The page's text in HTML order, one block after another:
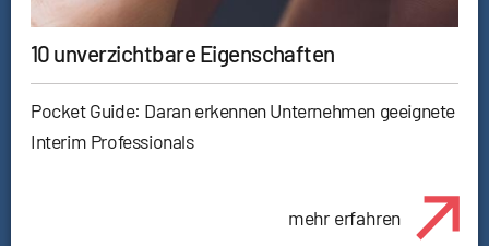
10 unverzichtbare Eigenschaften
Pocket Guide: Daran erkennen Unternehmen geeignete
Interim Professionals
mehr erfahren